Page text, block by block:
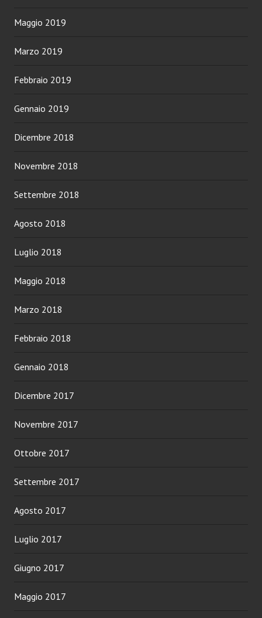
Maggio 2019
Marzo 2019
Febbraio 2019
Gennaio 2019
Dicembre 2018
Novembre 2018
Settembre 2018
Agosto 2018
Luglio 2018
Maggio 2018
Marzo 2018
Febbraio 2018
Gennaio 2018
Dicembre 2017
Novembre 2017
Ottobre 2017
Settembre 2017
Agosto 2017
Luglio 2017
Giugno 2017
Maggio 2017